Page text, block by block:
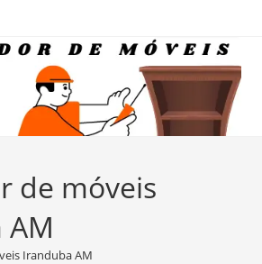
de móveis
Iranduba AM